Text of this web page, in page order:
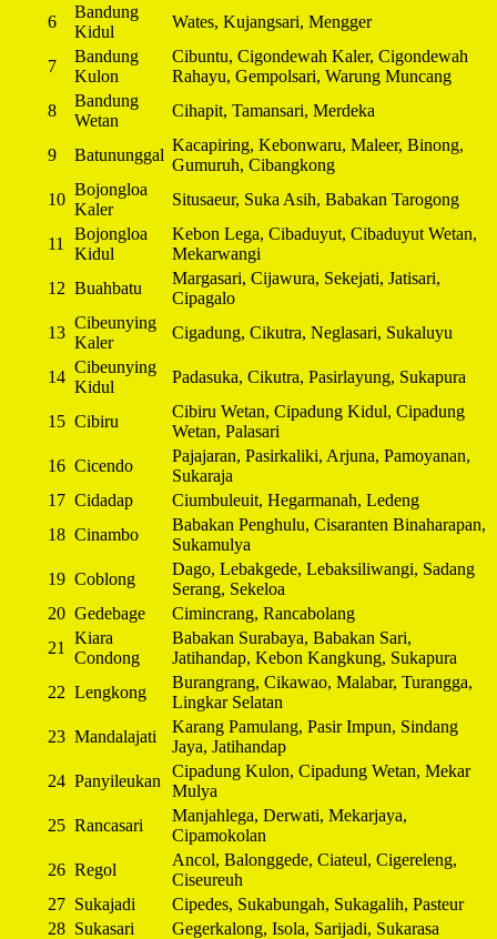
6
Bandung
Kidul
Wates, Kujangsari, Mengger
7
Bandung
Kulon
Cibuntu, Cigondewah Kaler, Cigondewah
Rahayu, Gempolsari, Warung Muncang
8
Bandung
Wetan
Cihapit, Tamansari, Merdeka
9 Batununggal
Kacapiring, Kebonwaru, Maleer, Binong,
Gumuruh, Cibangkong
10
Bojongloa
Kaler
Situsaeur, Suka Asih, Babakan Tarogong
11
Bojongloa
Kidul
Kebon Lega, Cibaduyut, Cibaduyut Wetan,
Mekarwangi
12 Buahbatu
Margasari, Cijawura, Sekejati, Jatisari,
Cipagalo
13
Cibeunying
Kaler
Cigadung, Cikutra, Neglasari, Sukaluyu
14
Cibeunying
Kidul
Padasuka, Cikutra, Pasirlayung, Sukapura
15 Cibiru
Cibiru Wetan, Cipadung Kidul, Cipadung
Wetan, Palasari
16 Cicendo
Pajajaran, Pasirkaliki, Arjuna, Pamoyanan,
Sukaraja
17 Cidadap
Ciumbuleuit, Hegarmanah, Ledeng
18 Cinambo
Babakan Penghulu, Cisaranten Binaharapan,
Sukamulya
19 Coblong
Dago, Lebakgede, Lebaksiliwangi, Sadang
Serang, Sekeloa
20 Gedebage
Cimincrang, Rancabolang
21
Kiara
Condong
Babakan Surabaya, Babakan Sari,
Jatihandap, Kebon Kangkung, Sukapura
22 Lengkong
Burangrang, Cikawao, Malabar, Turangga,
Lingkar Selatan
23 Mandalajati
Karang Pamulang, Pasir Impun, Sindang
Jaya, Jatihandap
24 Panyileukan
Cipadung Kulon, Cipadung Wetan, Mekar
Mulya
25 Rancasari
Manjahlega, Derwati, Mekarjaya,
Cipamokolan
26 Regol
Ancol, Balonggede, Ciateul, Cigereleng,
Ciseureuh
27 Sukajadi
Cipedes, Sukabungah, Sukagalih, Pasteur
28 Sukasari
Gegerkalong, Isola, Sarijadi, Sukarasa